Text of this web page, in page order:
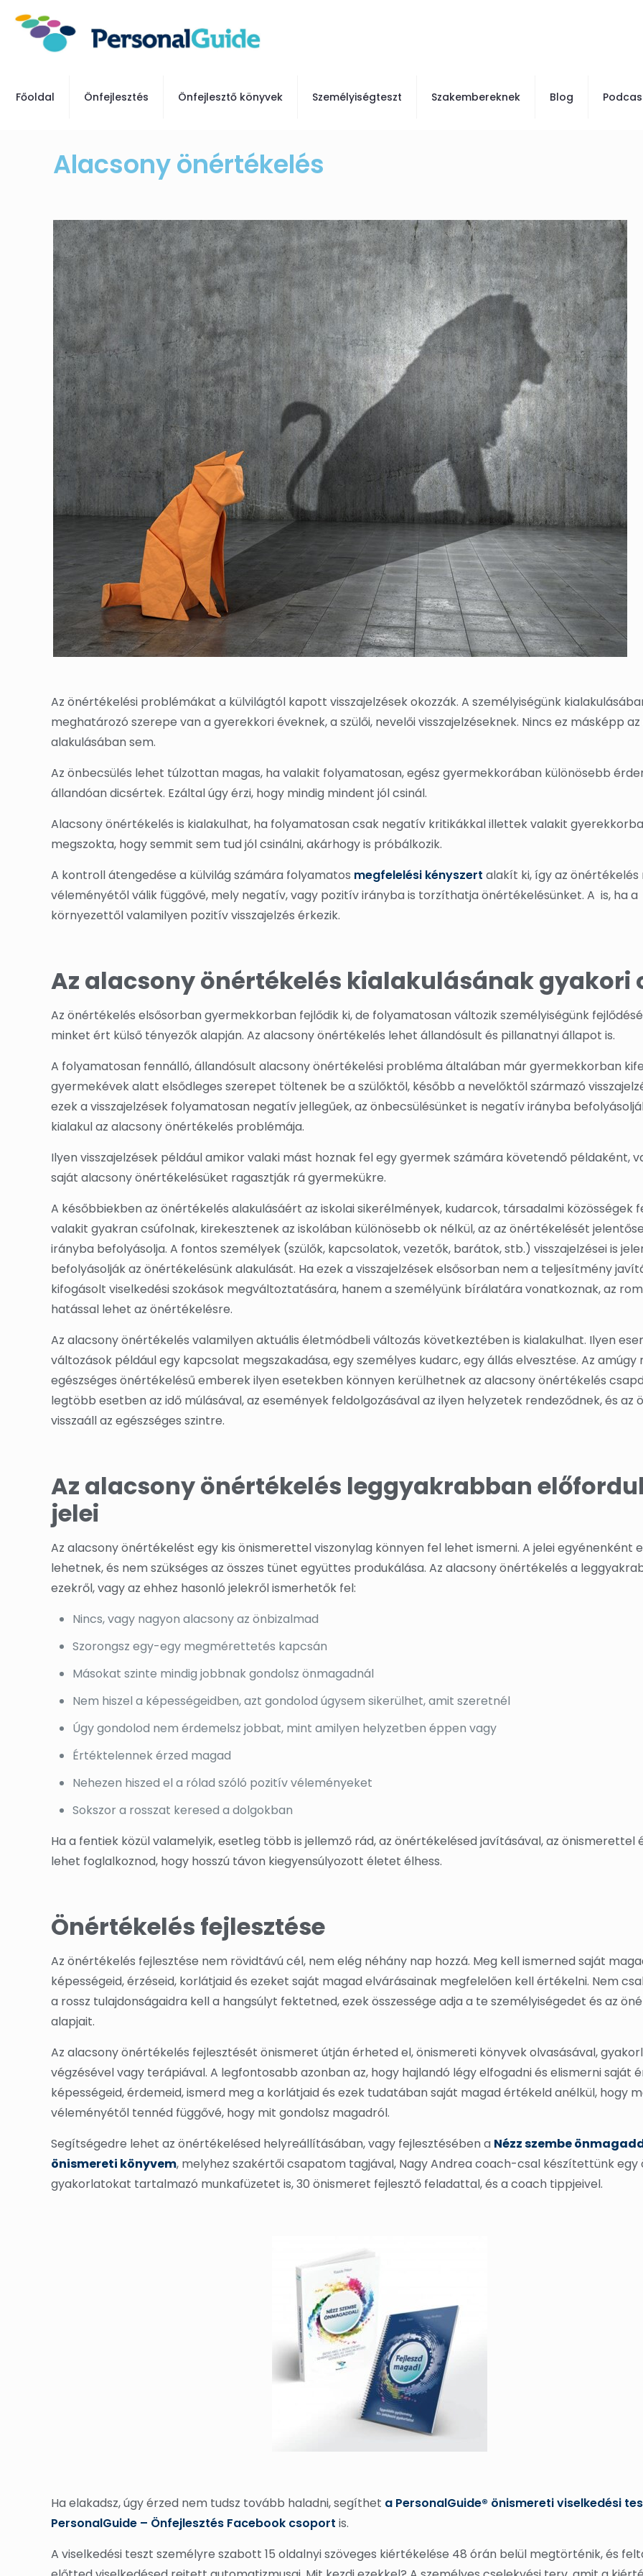
Főoldal Önfejlesztés Önfejlesztő könyvek Személyiségteszt Szakembereknek Blog
Alacsony önértékelés
Az önértékelési problémákat a külvilágtól kapott visszajelzések okozzák. A személyiségünk
meghatározó szerepe van a gyerekkori éveknek, a szülői, nevelői visszajelzéseknek. Nincs ez másképp
alakulásában sem.
Az önbecsülés lehet túlzottan magas, ha valakit folyamatosan, egész gyermekkorában különösebb
állandóan dicsértek. Ezáltal úgy érzi, hogy mindig mindent jól csinál.
Alacsony önértékelés is kialakulhat, ha folyamatosan csak negatív kritikákkal illettek valakit
megszokta, hogy semmit sem tud jól csinálni, akárhogy is próbálkozik.
A kontroll átengedése a külvilág számára folyamatos megfelelési kényszert alakít ki, így az önértékelés
véleményétől válik függővé, mely negatív, vagy pozitív irányba is torzíthatja önértékelésünket. A is, ha a
környezettől valamilyen pozitív visszajelzés érkezik.
Az alacsony önértékelés kialakulásának gyakori
Az önértékelés elsősorban gyermekkorban fejlődik ki, de folyamatosan változik személyiségünk
minket ért külső tényezők alapján. Az alacsony önértékelés lehet állandósult és pillanatnyi állapot is.
A folyamatosan fennálló, állandósult alacsony önértékelési probléma általában már gyermekkorban
gyermekévek alatt elsődleges szerepet töltenek be a szülőktől, később a nevelőktől származó
ezek a visszajelzések folyamatosan negatív jellegűek, az önbecsülésünket is negatív irányba
kialakul az alacsony önértékelés problémája.
Ilyen visszajelzések például amikor valaki mást hoznak fel egy gyermek számára követendő példaként,
saját alacsony önértékelésüket ragasztják rá gyermekükre.
A későbbiekben az önértékelés alakulásáért az iskolai sikerélmények, kudarcok, társadalmi közösségek
valakit gyakran csúfolnak, kirekesztenek az iskolában különösebb ok nélkül, az az önértékelését
irányba befolyásolja. A fontos személyek (szülők, kapcsolatok, vezetők, barátok, stb.) visszajelzései is
befolyásolják az önértékelésünk alakulását. Ha ezek a visszajelzések elsősorban nem a teljesítmény
kifogásolt viselkedési szokások megváltoztatására, hanem a személyünk bírálatára vonatkoznak, az
hatással lehet az önértékelésre.
Az alacsony önértékelés valamilyen aktuális életmódbeli változás következtében is kialakulhat. Ilyen
változások például egy kapcsolat megszakadása, egy személyes kudarc, egy állás elvesztése. Az amúgy
egészséges önértékelésű emberek ilyen esetekben könnyen kerülhetnek az alacsony önértékelés
legtöbb esetben az idő múlásával, az események feldolgozásával az ilyen helyzetek rendeződnek, és az
visszaáll az egészséges szintre.
Az alacsony önértékelés leggyakrabban
jelei
Az alacsony önértékelést egy kis önismerettel viszonylag könnyen fel lehet ismerni. A jelei egyénenként
lehetnek, és nem szükséges az összes tünet együttes produkálása. Az alacsony önértékelés a
ezekről, vagy az ehhez hasonló jelekről ismerhetők fel:
Nincs, vagy nagyon alacsony az önbizalmad
Szorongsz egy-egy megmérettetés kapcsán
Másokat szinte mindig jobbnak gondolsz önmagadnál
Nem hiszel a képességeidben, azt gondolod úgysem sikerülhet, amit szeretnél
Úgy gondolod nem érdemelsz jobbat, mint amilyen helyzetben éppen vagy
Értéktelennek érzed magad
Nehezen hiszed el a rólad szóló pozitív véleményeket
Sokszor a rosszat keresed a dolgokban
Ha a fentiek közül valamelyik, esetleg több is jellemző rád, az önértékelésed javításával, az önismerettel
lehet foglalkoznod, hogy hosszú távon kiegyensúlyozott életet élhess.
Önértékelés fejlesztése
Az önértékelés fejlesztése nem rövidtávú cél, nem elég néhány nap hozzá. Meg kell ismerned saját
képességeid, érzéseid, korlátjaid és ezeket saját magad elvárásainak megfelelően kell értékelni. Nem
a rossz tulajdonságaidra kell a hangsúlyt fektetned, ezek összessége adja a te személyiségedet és az
alapjait.
Az alacsony önértékelés fejlesztését önismeret útján érheted el, önismereti könyvek olvasásával,
végzésével vagy terápiával. A legfontosabb azonban az, hogy hajlandó légy elfogadni és elismerni saját
képességeid, érdemeid, ismerd meg a korlátjaid és ezek tudatában saját magad értékeld anélkül, hogy
véleményétől tennéd függővé, hogy mit gondolsz magadról.
Segítségedre lehet az önértékelésed helyreállításában, vagy fejlesztésében a Nézz szembe
önismereti könyvem, melyhez szakértői csapatom tagjával, Nagy Andrea coach-csal készítettünk egy
gyakorlatokat tartalmazó munkafüzetet is, 30 önismeret fejlesztő feladattal, és a coach tippjeivel.
Ha elakadsz, úgy érzed nem tudsz tovább haladni, segíthet a PersonalGuide® önismereti viselkedési
PersonalGuide – Önfejlesztés Facebook csoport is.
A viselkedési teszt személyre szabott 15 oldalnyi szöveges kiértékelése 48 órán belül megtörténik, és